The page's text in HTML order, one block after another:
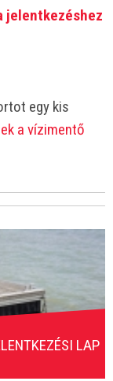
jelentkezéshez
egy kis
a vízimentő
LAP